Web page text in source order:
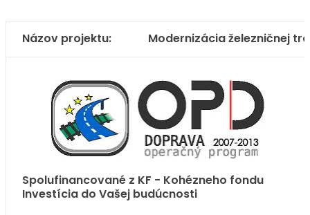
Názov projektu: Modernizácia železničnej
Spolufinancované z KF - Kohézneho fondu
Investícia do Vašej budúcnosti